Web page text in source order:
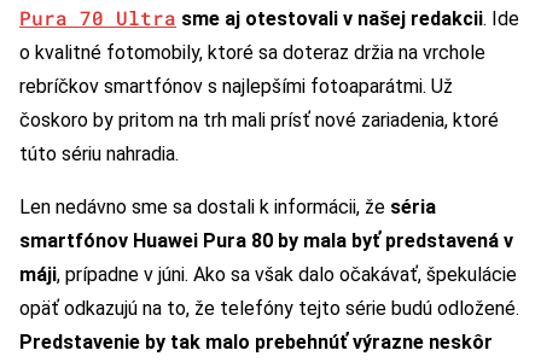
Pura 70 Ultra sme aj otestovali v našej redakcii. Ide
o kvalitné fotomobily, ktoré sa doteraz držia na vrchole
rebríčkov smartfónov s najlepšími fotoaparátmi. Už
čoskoro by pritom na trh mali prísť nové zariadenia, ktoré
túto sériu nahradia.
Len nedávno sme sa dostali k informácii, že séria
smartfónov Huawei Pura 80 by mala byť predstavená v
máji, prípadne v júni. Ako sa však dalo očakávať, špekulácie
opäť odkazujú na to, že telefóny tejto série budú odložené.
Predstavenie by tak malo prebehnúť výrazne neskôr